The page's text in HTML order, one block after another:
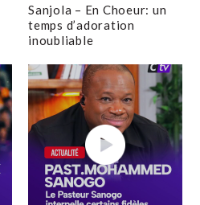
Sanjola – En Choeur: un
temps d’adoration
inoubliable